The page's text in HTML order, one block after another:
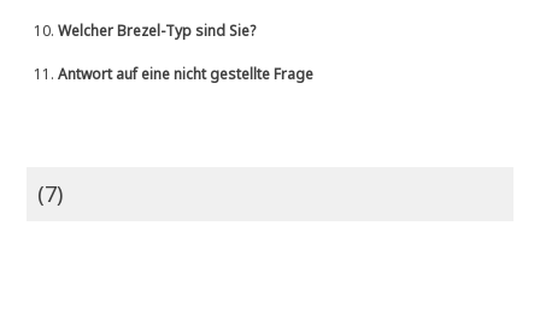
10.Welcher Brezel-Typ sind Sie?
11.Antwort auf eine nicht gestellte Frage
(7)